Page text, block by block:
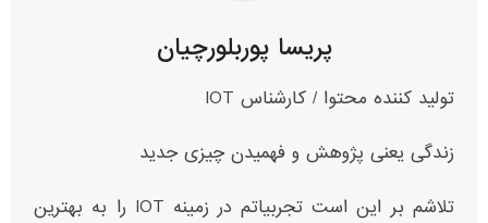
پریسا پوربلورچیان
تولید کننده محتوا / کارشناس IOT
زندگی یعنی پژوهش و فهمیدن چیزی جدید
تلاشم بر این است تجربیاتم در زمینه IOT‌ را به بهترین